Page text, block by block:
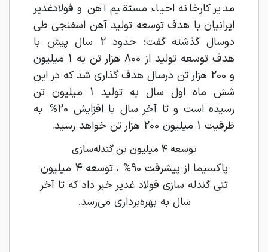
مدیر کارخانه احیاء مستقیم آهن و فولادغدیر
ایرانیان با هدف توسعه تولید آهن اسفنجی طی
دوسال گذشته گفت؛ حدود 2 سال پیش با
هدف توسعه تولید از 800 هزار تن به 1 میلیون
و 200 هزار تن درسال هدف گذاری شد که در این
شش ماه اول سال به تولید 1 میلیون تن
رسیده است و تا آخر سال با افزایش 20% به
ظرفیت 1 میلیون 200 هزار تن خواهد رسید.
توسعه 4 میلیون تن گندله‌سازی
پاکسیما از پیشرفت 90% ، توسعه 4 میلیون
تنی گندله سازی فولاد غدیر خبر داد که تا آخر
سال به بهره‌برداری می‌رسد.